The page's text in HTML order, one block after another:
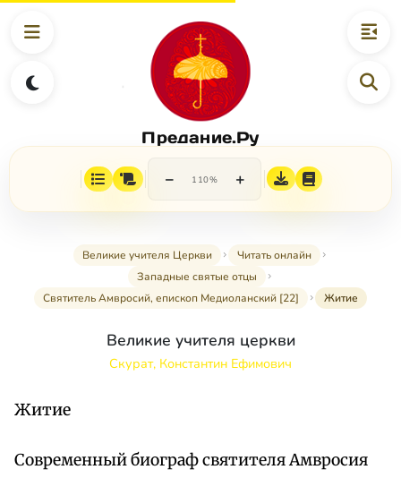
Предание.Ру
− 110% +
Великие учителя Церкви
Читать онлайн
Западные святые отцы
Святитель Амвросий, епископ Медиоланский [22]
Житие
Великие учителя церкви
Скурат, Константин Ефимович
Житие
Современный биограф святителя Амвросия